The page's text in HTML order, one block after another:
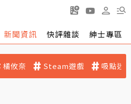
新聞資訊 快評雜談 紳士專區
橘攸奈 Steam遊戲 吸點迷